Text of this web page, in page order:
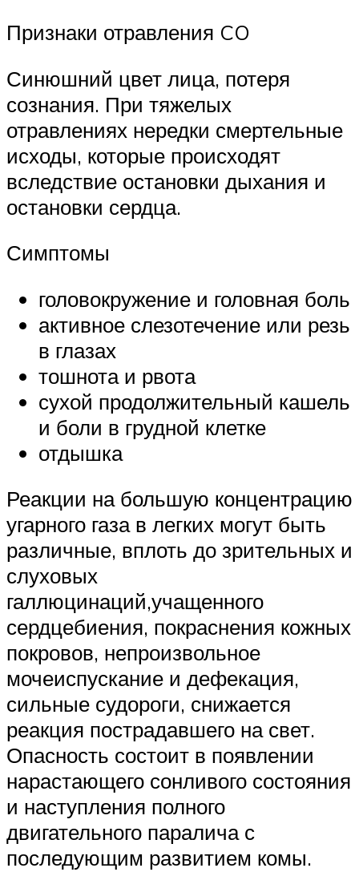
Признаки отравления CO
Синюшний цвет лица, потеря
сознания. При тяжелых
отравлениях нередки смертельные
исходы, которые происходят
вследствие остановки дыхания и
остановки сердца.
Симптомы
головокружение и головная боль
активное слезотечение или резь
в глазах
тошнота и рвота
сухой продолжительный кашель
и боли в грудной клетке
отдышка
Реакции на большую концентрацию
угарного газа в легких могут быть
различные, вплоть до зрительных и
слуховых
галлюцинаций,учащенного
сердцебиения, покраснения кожных
покровов, непроизвольное
мочеиспускание и дефекация,
сильные судороги, снижается
реакция пострадавшего на свет.
Опасность состоит в появлении
нарастающего сонливого состояния
и наступления полного
двигательного паралича с
последующим развитием комы.